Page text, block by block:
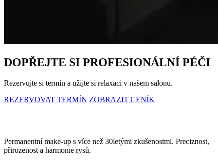
DOPŘEJTE SI PROFESIONÁLNÍ PÉČI
Rezervujte si termín a užijte si relaxaci v našem salonu.
REZERVOVAT TERMÍN ZOBRAZIT CENÍK
Permanentní make-up s více než 30letými zkušenostmi. Preciznost,
přirozenost a harmonie rysů.